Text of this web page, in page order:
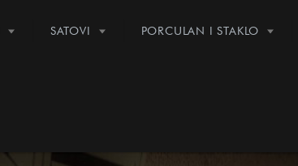
SATOVI PORCULAN I STAKLO